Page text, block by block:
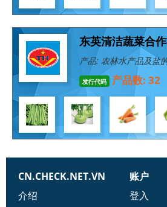
东英清洁蔬菜合
产品: 农林水产品及盐
发行代码 产品数: 32
CN.CHECK.NET.VN
介绍
账户
登入